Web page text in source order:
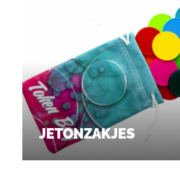
JETONZAKJES